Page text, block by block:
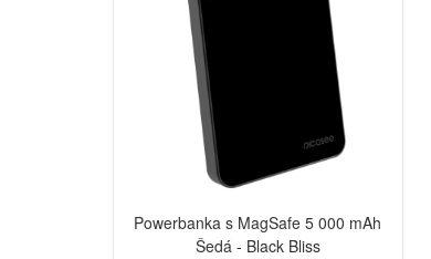
Powerbanka s MagSafe 5 000 mAh
Šedá - Black Bliss